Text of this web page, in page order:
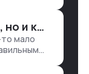
проекту
Обучайте не только себя, но и клиентов
мало